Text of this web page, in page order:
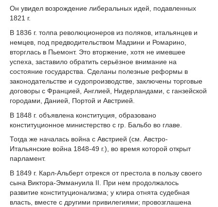
Он увидел возрождение либеральных идей, подавленных
1821 г.
В 1836 г. толпа революционеров из поляков, итальянцев и
немцев, под предводительством Мадзини и Ромарино,
вторглась в Пьемонт. Это вторжение, хотя не имевшее
успеха, заставило обратить серьёзное внимание на
состояние государства. Сделаны полезные реформы в
законодательстве и судопроизводстве, заключены торговые
договоры с Францией, Англией, Нидерландами, с ганзейской
городами, Данией, Портой и Австрией.
В 1848 г. объявлена конституция, образовано
конституционное министерство с гр. Бальбо во главе.
Тогда же началась война с Австрией (см. Австро-
Итальянские война 1848-49 г.), во время которой открыт
парламент.
В 1849 г. Карл-Альберт отрекся от престола в пользу своего
сына Виктора-Эммануила II. При нем продолжалось
развитие конституционализма; у клира отнята судебная
власть, вместе с другими привилегиями; провозглашена